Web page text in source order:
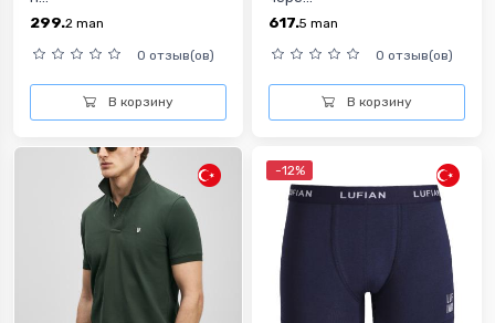
299.2 man
0 отзыв(ов)
В корзину
617.5 man
0 отзыв(ов)
В корзину
-12%